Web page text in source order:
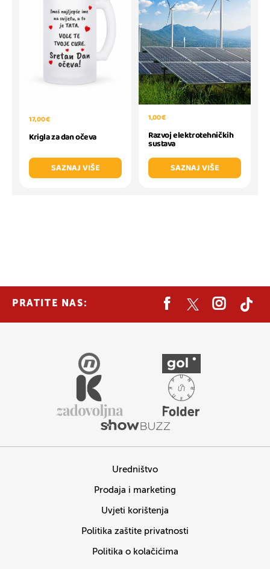
17,00 €
Krigla za dan očeva
SAZNAJ VIŠE
1,00 €
Razvoj elektrotehničkih
sustava
SAZNAJ VIŠE
PRATITE NAS:
Uredništvo
Prodaja i marketing
Uvjeti korištenja
Politika zaštite privatnosti
Politika o kolačićima